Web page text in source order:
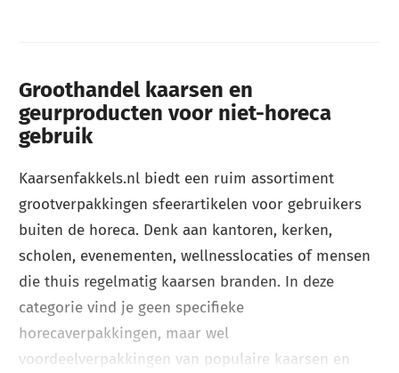
Groothandel kaarsen en
geurproducten voor niet-horeca
gebruik
Kaarsenfakkels.nl biedt een ruim assortiment
grootverpakkingen sfeerartikelen voor gebruikers
buiten de horeca. Denk aan kantoren, kerken,
scholen, evenementen, wellnesslocaties of mensen
die thuis regelmatig kaarsen branden. In deze
categorie vind je geen specifieke
horecaverpakkingen, maar wel
voordeelverpakkingen van populaire kaarsen en